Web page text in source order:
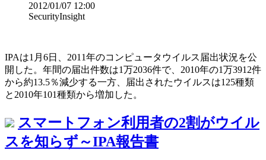
2012/01/07 12:00
SecurityInsight
IPAは1月6日、2011年のコンピュータウイルス届出状況を公
開した。年間の届出件数は1万2036件で、2010年の1万3912件
から約13.5％減少する一方、届出されたウイルスは125種類
と2010年101種類から増加した。
スマートフォン利用者の2割がウイル
スを知らず～IPA報告書